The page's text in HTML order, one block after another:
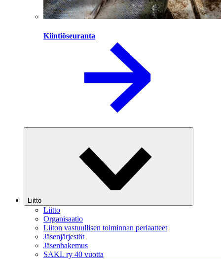
Kiintiöseuranta
Liitto
Liitto
Organisaatio
Liiton vastuullisen toiminnan periaatteet
Jäsenjärjestöt
Jäsenhakemus
SAKL ry 40 vuotta